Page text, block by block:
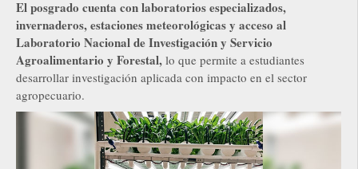
El posgrado cuenta con laboratorios especializados,
invernaderos, estaciones meteorológicas y acceso al
Laboratorio Nacional de Investigación y Servicio
Agroalimentario y Forestal, lo que permite a estudiantes
desarrollar investigación aplicada con impacto en el sector
agropecuario.